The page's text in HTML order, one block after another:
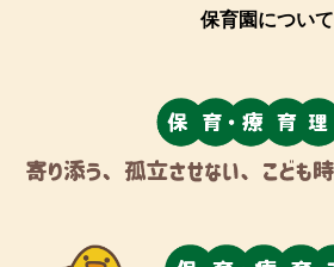
保育園について